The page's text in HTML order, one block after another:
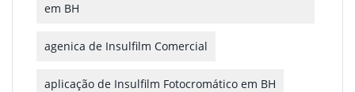
em BH
agenica de Insulfilm Comercial
aplicação de Insulfilm Fotocromático em BH